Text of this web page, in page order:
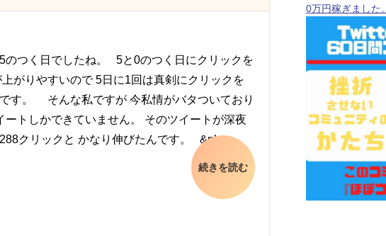
つく日でしたね。 5と0のつく日にクリックを
がりやすいので 5日に1回は真剣にクリックを
す。 そんな私ですが 今私情がバタついており
ートしかできていません。 そのツイートが深夜
クリックと かなり伸びたんです。 &nbsp…
続きを読む
0万円稼ぎました。